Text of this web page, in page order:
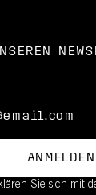
ANMELDEN
Sie sich mit